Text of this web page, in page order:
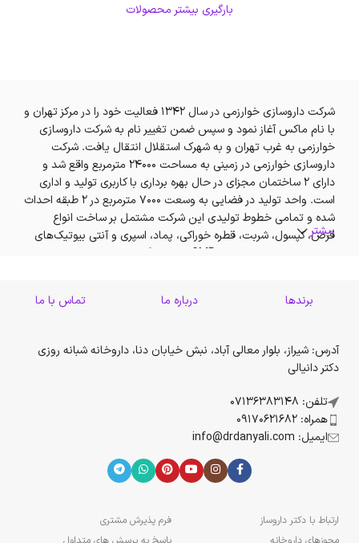
بارگیری بیشتر محصولات
شرکت داروسازی خوارزمی در سال 1342 فعالیت خود را در مرکز تهران و
با نام ماکس آغاز نمود و سپس ضمن تغییر نام به شرکت داروسازی
خوارزمی به غرب تهران و به شهرک استقلال انتقال یافت. شرکت
داروسازی خوارزمی در زمینی به مساحت 24000 مترمربع واقع شد و
دارای 2 ساختمان مجزای در حال بهره برداری با کاربری تولید و اداری
است. واحد تولید در فضایی به وسعت 7000 مترمربع در 2 طبقه احداث
شده و تمامی خطوط تولیدی این شرکت مشتمل بر ساخت انواع
قرص، کپسول، شربت، قطره خوراکی، پماد، اسپری و آنتی بیوتیک‌های
و افزایش خطوط تولیدی و همچنین به منظور گسترش و توسعه
است. این شرکت با همکاری و همیاری واحدهای هم گروه خود مشتمل
بر شرکت پخش سراسری دارویی التیام، شرکت کیمیااثرسلامت، شرکت
پلاسمای خوارزمی نسبت به تکمیل زنجیره تامین همچنین محصولات
نیز مقررات GMP در طی مدتی کوتاه توانست نام خود را به عنوان یکی
از شرکت‌های معتبر در صنعت داروسازی مطرح نموده و در حال حاضر
بیشتر
برندها درباره ما تماس با ما
آدرس: شیراز، بلوار معالی آباد، نبش خیابان دنا، داروخانه شبانه روزی
دکتر دانیالی
تلفن: 07136383148
همراه: 09170621682
ایمیل: info@drdanyali.com
ارتباط با دکتر داروساز
فرم پذیرش مشتری